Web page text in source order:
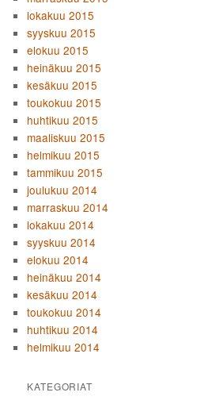
lokakuu 2015
syyskuu 2015
elokuu 2015
heinäkuu 2015
kesäkuu 2015
toukokuu 2015
huhtikuu 2015
maaliskuu 2015
helmikuu 2015
tammikuu 2015
joulukuu 2014
marraskuu 2014
lokakuu 2014
syyskuu 2014
elokuu 2014
heinäkuu 2014
kesäkuu 2014
toukokuu 2014
huhtikuu 2014
helmikuu 2014
KATEGORIAT